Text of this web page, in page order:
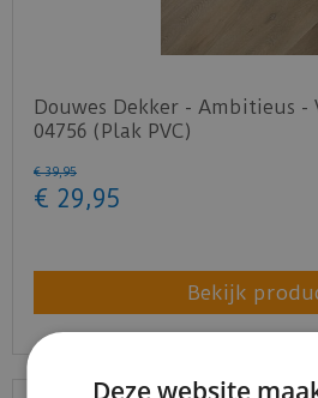
Douwes Dekker - Ambitieus -
04756 (Plak PVC)
€ 39,95
€ 29,95
Bekijk
Deze website